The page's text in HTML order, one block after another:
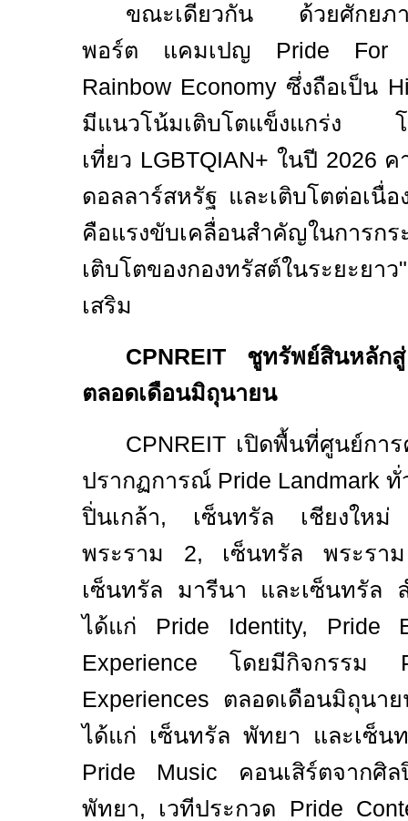
ขณะเดียวกัน ด้วยศักยภา
พอร์ต แคมเปญ Pride
Rainbow Economy ซึ่งถือเป็น
มีแนวโน้มเติบโตแข็งแกร่ง โ
เที่ยว LGBTQIAN+ ในปี 2026
ดอลลาร์สหรัฐ และเติบโตต่อเนื่
คือแรงขับเคลื่อนสำคัญในการก
เติบโตของกองทรัสต์ในระยะยา
เสริม
CPNREIT ชูทรัพย์สินหลั
ตลอดเดือนมิถุนายน
CPNREIT เปิดพื้นที่ศูนย์กา
ปรากฏการณ์ Pride Landmark ทั่
ปิ่นเกล้า, เซ็นทรัล เชียงใหม่
พระราม 2, เซ็นทรัล พระร
เซ็นทรัล มารีนา และเซ็นทรัล
ได้แก่ Pride Identity, Pride
Experienceโดยมีกิจกรรม
Experiences ตลอดเดือนมิถุน
ได้แก่ เซ็นทรัล พัทยา และเซ็น
Pride Music คอนเสิร์ตจาก
พัทยา, เวทีประกวด Pride